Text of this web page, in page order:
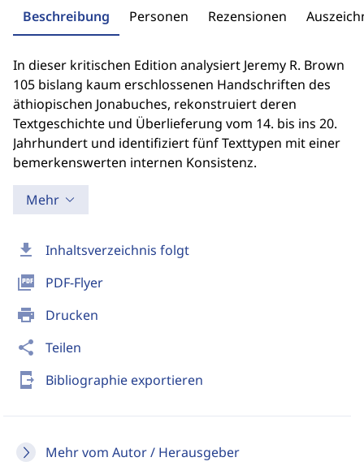
download Inhaltsverzeichnis folgt
picture_as_pdf PDF-Flyer
print Drucken
share Teilen
send_to_mobile Bibliographie exportieren
Mehr vom Autor / Herausgeber
Beschreibung Personen Rezensionen
In dieser kritischen Edition analysiert Jeremy R. Brown
105 bislang kaum erschlossenen Handschriften des
äthiopischen Jonabuches, rekonstruiert deren
Textgeschichte und Überlieferung vom 14. bis ins 20.
Jahrhundert und identifiziert fünf Texttypen mit einer
bemerkenswerten internen Konsistenz.
Mehr